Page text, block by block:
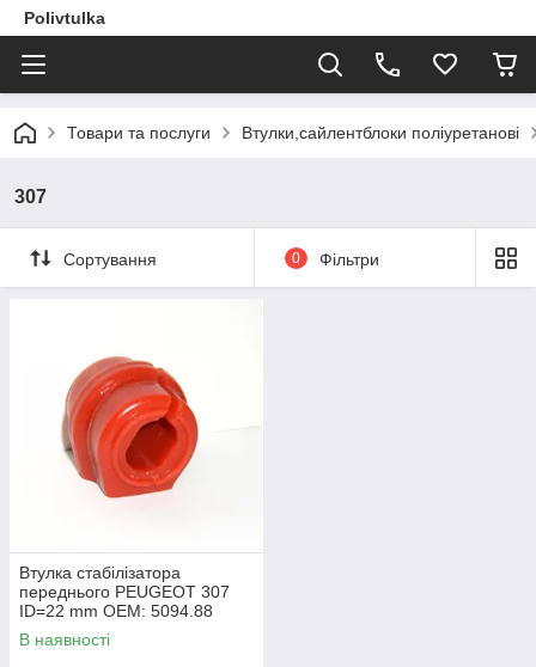
Polivtulka
Товари та послуги Втулки,сайлентблоки поліуретанові
307
Сортування 0 Фільтри
Втулка стабілізатора
переднього PEUGEOT 307
ID=22 mm OEM: 5094.88
В наявності